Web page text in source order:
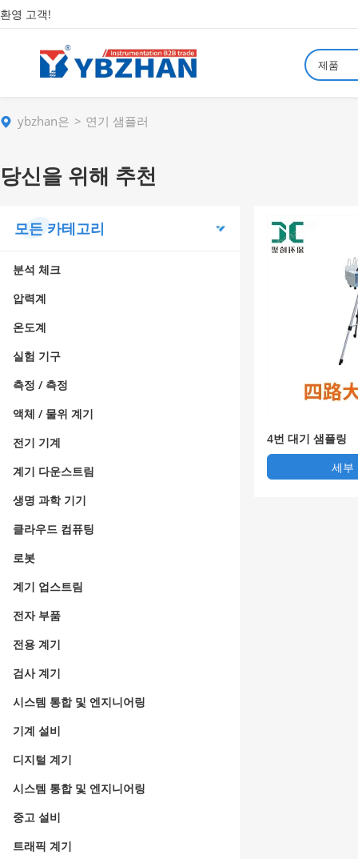
환영 고객!
제품
ybzhan은 연기 샘플러
당신을 위해 추천
모든 카테고리
분석 체크
압력계
온도계
실험 기구
측정 / 측정
액체 / 물위 계기
전기 기계
계기 다운스트림
생명 과학 기기
클라우드 컴퓨팅
로봇
계기 업스트림
전자 부품
전용 계기
검사 계기
시스템 통합 및 엔지니어링
기계 설비
디지털 계기
시스템 통합 및 엔지니어링
중고 설비
트래픽 계기
4번 대기 샘플링
세부